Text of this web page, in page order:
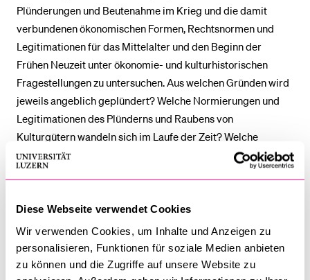
Diese Webseite verwendet Cookies
Wir verwenden Cookies, um Inhalte und Anzeigen zu
personalisieren, Funktionen für soziale Medien anbieten
zu können und die Zugriffe auf unsere Website zu
Plünderungen und Beutenahme im Krieg und die damit
verbundenen ökonomischen Formen, Rechtsnormen und
Legitimationen für das Mittelalter und den Beginn der
Frühen Neuzeit unter ökonomie- und kulturhistorischen
Fragestellungen zu untersuchen. Aus welchen Gründen wird
jeweils angeblich geplündert? Welche Normierungen und
Legitimationen des Plünderns und Raubens von
Kulturgütern wandeln sich im Laufe der Zeit? Welche
Narrative finden überhaupt Eingang in die entsprechenden
Text- und Bildquellen? Wie werden diese tradiert?
Verbindung mit sozial- und wirtschaftshistorischen
Methoden, die einen Beitrag zur Untersuchung der
westeuropäischen Kriegsökonomie leistet. Der
geographische Rahmen wird für den Kernbereich der
BELIEBTE INHALTE
Vorlesungsverzeichnis
Bibliothek
Sportangebot
Menuplan Mensa
Anmeldung und Zulassung